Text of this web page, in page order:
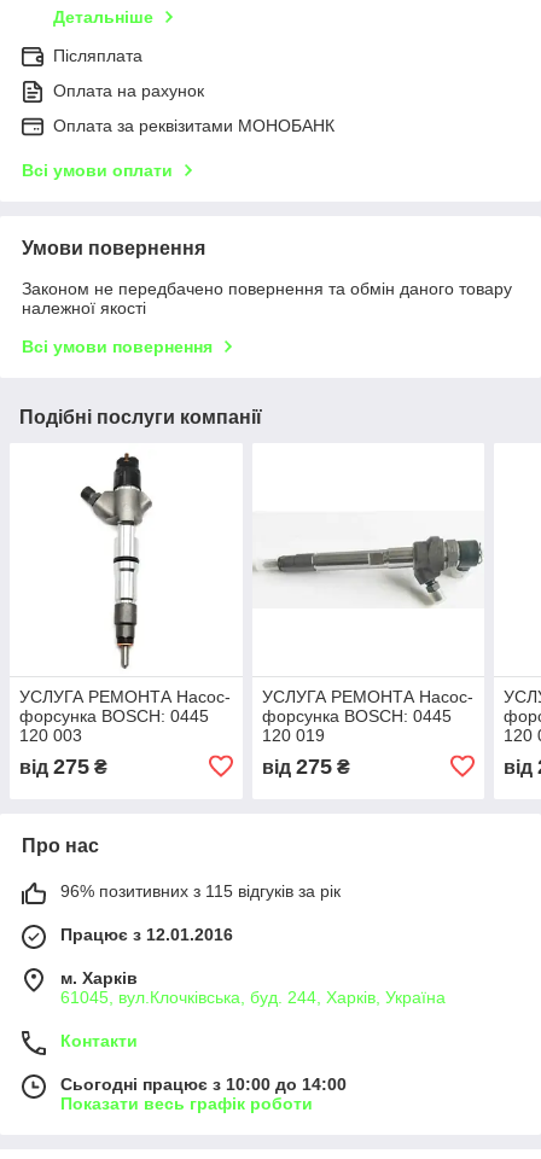
Детальніше
Післяплата
Оплата на рахунок
Оплата за реквізитами МОНОБАНК
Всі умови оплати
Умови повернення
Законом не передбачено повернення та обмін даного товару
належної якості
Всі умови повернення
Подібні послуги компанії
УСЛУГА РЕМОНТА Насос-
форсунка BOSCH: 0445
120 003
від 275 ₴
УСЛУГА РЕМОНТА Насос-
форсунка BOSCH: 0445
120 019
від 275₴
120
від
Про нас
96% позитивних з 115 відгуків за рік
Працює з 12.01.2016
м. Харків
61045, вул.Клочківська, буд. 244, Харків, Україна
Контакти
Сьогодні працює з 10:00 до 14:00
Показати весь графік роботи